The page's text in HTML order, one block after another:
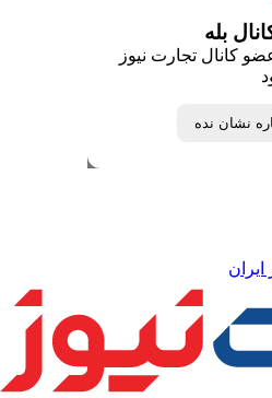
بله
کانال تجارت نیوز
نشان نده